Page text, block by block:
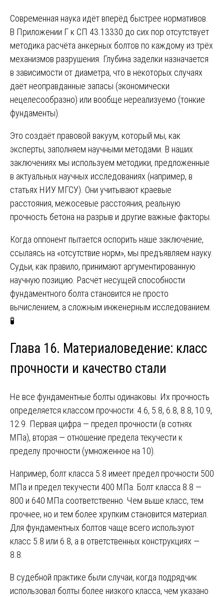
Современная наука идёт вперёд быстрее нормативов.
В Приложении Г к СП 43.13330 до сих пор отсутствует
методика расчёта анкерных болтов по каждому из трёх
механизмов разрушения. Глубина заделки назначается
в зависимости от диаметра, что в некоторых случаях
даёт неоправданные запасы (экономически
нецелесообразно) или вообще нереализуемо (тонкие
фундаменты).
Это создаёт правовой вакуум, который мы, как
эксперты, заполняем научными методами. В наших
заключениях мы используем методики, предложенные
в актуальных научных исследованиях (например, в
статьях НИУ МГСУ). Они учитывают краевые
расстояния, межосевые расстояния, реальную
прочность бетона на разрыв и другие важные факторы.
Когда оппонент пытается оспорить наше заключение,
ссылаясь на «отсутствие норм», мы предъявляем науку.
Судьи, как правило, принимают аргументированную
научную позицию. Расчёт несущей способности
фундаментного болта становится не просто
вычислением, а сложным инженерным исследованием.
🧪
Глава 16. Материаловедение: класс
прочности и качество стали
Не все фундаментные болты одинаковы. Их прочность
определяется классом прочности: 4.6, 5.8, 6.8, 8.8, 10.9,
12.9. Первая цифра — предел прочности (в сотнях
МПа), вторая — отношение предела текучести к
пределу прочности (умноженное на 10).
Например, болт класса 5.8 имеет предел прочности 500
МПа и предел текучести 400 МПа. Болт класса 8.8 —
800 и 640 МПа соответственно. Чем выше класс, тем
прочнее, но и тем более хрупким становится материал.
Для фундаментных болтов чаще всего используют
класс 5.8 или 6.8, а в ответственных конструкциях —
8.8.
В судебной практике были случаи, когда подрядчик
использовал болты более низкого класса, чем указано